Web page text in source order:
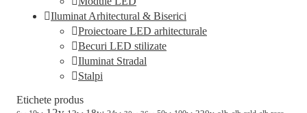
Iluminat Arhitectural & Biserici
Proiectoare LED arhitecturale
Becuri LED stilizate
Iluminat Stradal
Stalpi
Etichete produs